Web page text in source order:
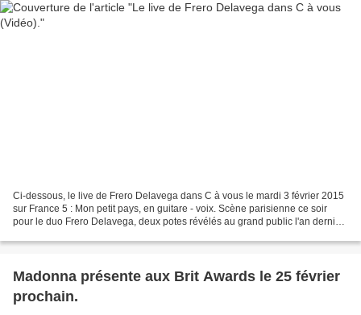
Ci-dessous, le live de Frero Delavega dans C à vous le mardi 3 février 2015
sur France 5 : Mon petit pays, en guitare - voix. Scène parisienne ce soir
pour le duo Frero Delavega, deux potes révélés au grand public l'an dernier
Madonna présente aux Brit Awards le 25 février
prochain.